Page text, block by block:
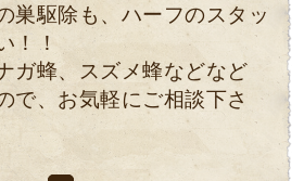
巣駆除も、ハーフのスタッ
！！
ガ蜂、スズメ蜂などなど
で、お気軽にご相談下さ